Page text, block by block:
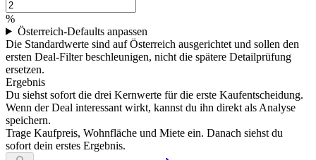
%
Österreich-Defaults anpassen
Die Standardwerte sind auf Österreich ausgerichtet und sollen den
ersten Deal-Filter beschleunigen, nicht die spätere Detailprüfung
ersetzen.
Ergebnis
Du siehst sofort die drei Kernwerte für die erste Kaufentscheidung.
Wenn der Deal interessant wirkt, kannst du ihn direkt als Analyse
speichern.
Trage Kaufpreis, Wohnfläche und Miete ein. Danach siehst du
sofort dein erstes Ergebnis.